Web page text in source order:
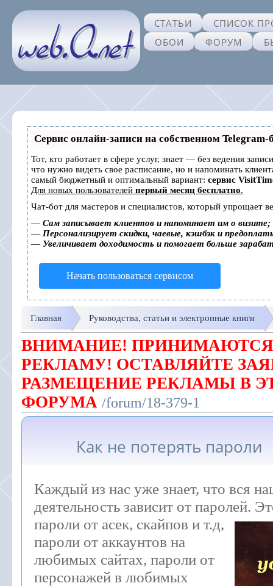
СТАТЬИ
СПИСОК
ОБОИ
ФОРУМ
Сервис онлайн-записи на собственном Telegram-
Тот, кто работает в сфере услуг, знает — без ведения
что нужно видеть свое расписание, но и напоминать
самый бюджетный и оптимальный вариант: сервис
Для новых пользователей первый месяц бесплатно.
Чат-бот для мастеров и специалистов, который упрощает
— Сам записывает клиентов и напоминает им о визите;
— Персонализирует скидки, чаевые, кэшбэк и
— Увеличивает доходимость и помогает больше
Начать пользоваться сервисом
Главная Руководства, статьи и электронные книги
ВНИМАНИЕ! ПРИНИМАЮТСЯ
РЕКЛАМУ! ОСТАВЛЯЙТЕ
РАЗМЕЩЕНИЕ РЕКЛАМЫ В
ФОРУМА /forum/18-379-1
Как не потерять пароли
Каждый из нас уже знает, что вся
деятельность зависит от паролей.
пароли от асек, скайпов и т.д,
пароли от аккаунтов на
любимых сайтах, пароли от
персонажей в любимых